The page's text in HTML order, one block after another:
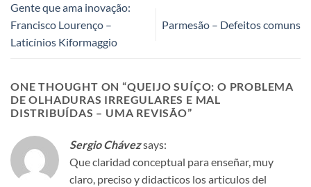
Gente que ama inovação:
Francisco Lourenço –
Laticínios Kiformaggio
Parmesão – Defeitos comuns
ONE THOUGHT ON “QUEIJO SUÍÇO: O PROBLEMA
DE OLHADURAS IRREGULARES E MAL
DISTRIBUÍDAS – UMA REVISÃO”
Sergio Chávezsays:
Que claridad conceptual para enseñar, muy
claro, preciso y didacticos los articulos del